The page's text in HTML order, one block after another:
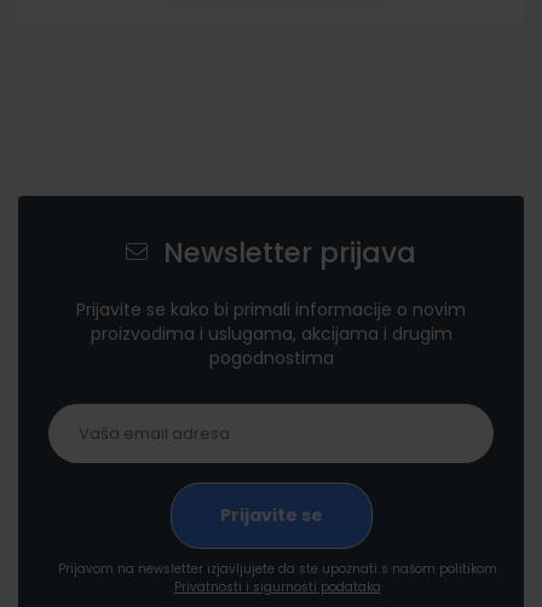
Newsletter prijava
Prijavite se kako bi primali informacije o novim
proizvodima i uslugama, akcijama i drugim
pogodnostima
Prijavom na newsletter izjavljujete da ste upoznati s našom politikom
Privatnosti i sigurnosti podataka